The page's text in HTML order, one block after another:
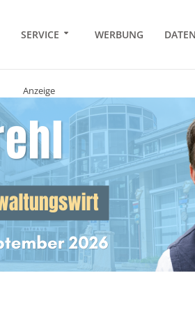
SERVICE WERBUNG
Anzeige